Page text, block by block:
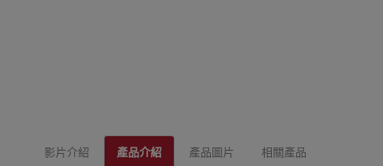
影片介紹 產品介紹 產品圖片 相關產品